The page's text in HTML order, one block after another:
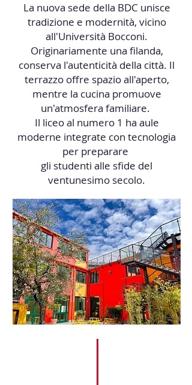
La nuova sede della BDC unisce
tradizione e modernità, vicino
all'Università Bocconi.
Originariamente una ﬁlanda,
conserva l'autenticità della città. Il
terrazzo oﬀre spazio all'aperto,
mentre la cucina promuove
un'atmosfera familiare.
Il liceo al numero 1 ha aule
moderne integrate con tecnologia
per preparare
gli studenti alle sﬁde del
ventunesimo secolo.